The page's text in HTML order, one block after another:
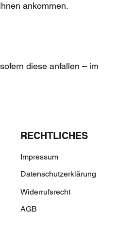
ankommen.
diese anfallen – im
RECHTLICHES
Impressum
Datenschutzerklärung
Widerrufsrecht
AGB